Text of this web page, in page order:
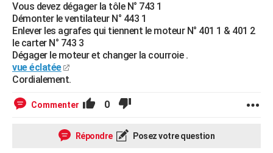
S'inscrire
Se connecter
Lycées
Collèges
Primaires
Universités
Entreprises
Service militaire
Avis de recherche
AVIS DE DÉCÈS
FORUM
Bricolage
Lifestyle
Culture
Sport
Auto
Television
Voyage
Cinema
Vous devez dégager la tôle N° 743 1
Démonter le ventilateur N° 443 1
Enlever les agrafes qui tiennent le moteur N° 401 1 & 401 2
le carter N° 743 3
Dégager le moteur et changer la courroie .
vue éclatée
Cordialement.
Commenter 0
Répondre Posez votre question